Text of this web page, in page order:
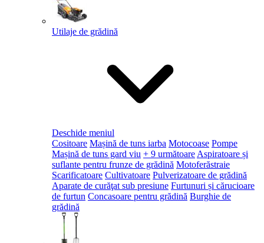
Utilaje de grădină
Deschide meniul
Cositoare Mașină de tuns iarba Motocoase Pompe
Mașină de tuns gard viu + 9 următoare Aspiratoare și
suflante pentru frunze de grădină Motoferăstraie
Scarificatoare Cultivatoare Pulverizatoare de grădină
Aparate de curăţat sub presiune Furtunuri și cărucioare
de furtun Concasoare pentru grădină Burghie de
grădină